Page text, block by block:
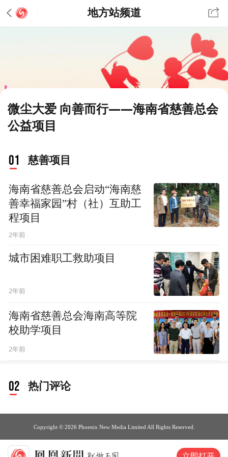
地方站频道
微尘大爱 向善而行——海南省慈善总会
公益项目
01 慈善项目
海南省慈善总会启动“海南慈
善幸福家园”村（社）互助工
程项目
2年前
城市困难职工救助项目
2年前
海南省慈善总会海南高等院
校助学项目
2年前
02 热门评论
Copyright © 2026 Phoenix New Media Limited All Rights Reserved.